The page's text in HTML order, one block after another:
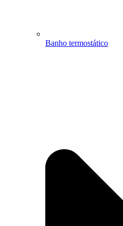
Banho termostático